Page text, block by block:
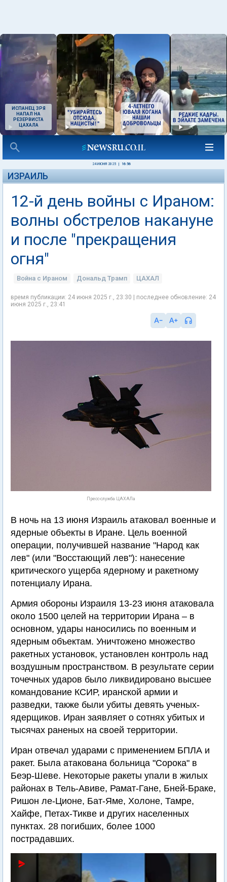
ИСПАНЕЦ ЗРЯ
НАПАЛ НА
РЕЗЕРВИСТА
ЦАХАЛА
24 ИЮНЯ 2025 16:56
ИЗРАИЛЬ
12-й день войны с Ираном:
волны обстрелов накануне
и после "прекращения
огня"
Война с Ираном Дональд Трамп ЦАХАЛ
время публикации: 24 июня 2025 г., 23:30 | последнее обновление: 24
июня 2025 г., 23:41
Пресс-служба ЦАХАЛа
В ночь на 13 июня Израиль атаковал военные и
ядерные объекты в Иране. Цель военной
операции, получившей название "Народ как
лев" (или "Восстающий лев"): нанесение
критического ущерба ядерному и ракетному
потенциалу Ирана.
Армия обороны Израиля 13-23 июня атаковала
около 1500 целей на территории Ирана – в
основном, удары наносились по военным и
ядерным объектам. Уничтожено множество
ракетных установок, установлен контроль над
воздушным пространством. В результате серии
точечных ударов было ликвидировано высшее
командование КСИР, иранской армии и
разведки, также были убиты девять ученых-
ядерщиков. Иран заявляет о сотнях убитых и
тысячах раненых на своей территории.
Иран отвечал ударами с применением БПЛА и
ракет. Была атакована больница "Сорока" в
Беэр-Шеве. Некоторые ракеты упали в жилых
районах в Тель-Авиве, Рамат-Гане, Бней-Браке,
Ришон ле-Ционе, Бат-Яме, Холоне, Тамре,
Хайфе, Петах-Тикве и других населенных
пунктах. 28 погибших, более 1000
пострадавших.